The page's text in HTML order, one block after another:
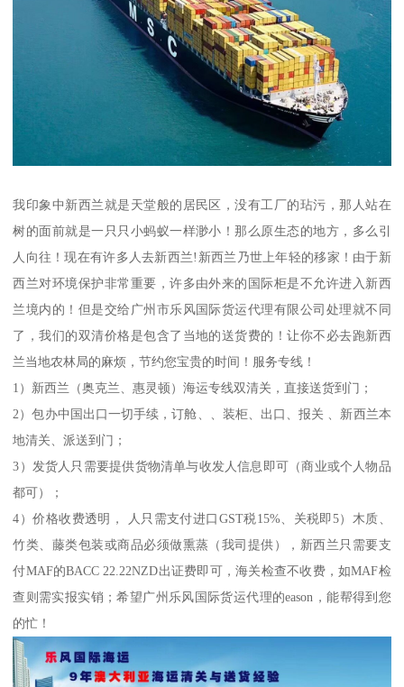
我印象中新西兰就是天堂般的居民区，没有工厂的玷污，那人站在
树的面前就是一只只小蚂蚁一样渺小！那么原生态的地方，多么引
人向往！现在有许多人去新西兰!新西兰乃世上年轻的移家！由于新
西兰对环境保护非常重要，许多由外来的国际柜是不允许进入新西
兰境内的！但是交给广州市乐风国际货运代理有限公司处理就不同
了，我们的双清价格是包含了当地的送货费的！让你不必去跑新西
兰当地农林局的麻烦，节约您宝贵的时间！服务专线！
1）新西兰（奥克兰、惠灵顿）海运专线双清关，直接送货到门；
2）包办中国出口一切手续，订舱、、装柜、出口、报关 、新西兰本
地清关、派送到门；
3）发货人只需要提供货物清单与收发人信息即可（商业或个人物品
都可）；
4）价格收费透明， 人只需支付进口GST税15%、关税即5）木质、
竹类、藤类包装或商品必须做熏蒸（我司提供），新西兰只需要支
付MAF的BACC 22.22NZD出证费即可，海关检查不收费，如MAF检
查则需实报实销；希望广州乐风国际货运代理的eason，能帮得到您
的忙！